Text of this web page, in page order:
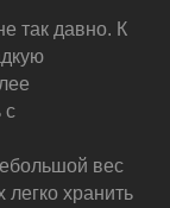
так давно. К
с
вес
легко хранить